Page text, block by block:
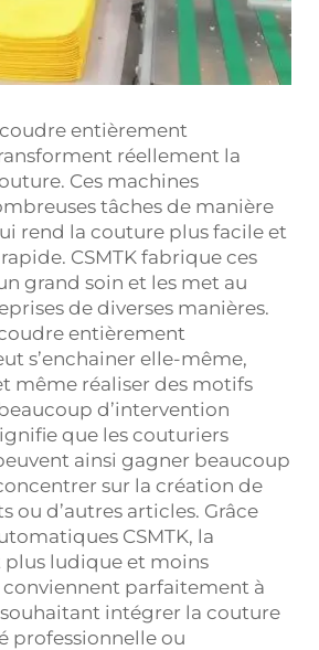
entièrement
réellement la
Ces machines
tâches de manière
rend la couture plus facile et
CSMTK fabrique ces
grand soin et les met au
de diverses manières.
entièrement
s’enchainer elle-même,
même réaliser des motifs
d’intervention
que les couturiers
ainsi gagner beaucoup
sur la création de
ou d’autres articles. Grâce
CSMTK, la
ludique et moins
conviennent parfaitement à
intégrer la couture
professionnelle ou